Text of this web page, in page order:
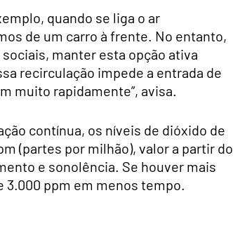
quando se liga o ar
de um carro à frente. No entanto,
manter esta opção ativa
recirculação impede a entrada de
muito rapidamente”, avisa.
contínua, os níveis de dióxido de
(partes por milhão), valor a partir do
e sonolência. Se houver mais
ppm em menos tempo.